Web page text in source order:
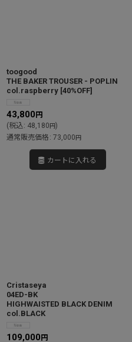
toogood
THE BAKER TROUSER - POPLIN
col.raspberry [40%OFF]
43,800 円
(税込: 48,180円)
通常販売価格 : 73,000円
カートに入れる
Cristaseya
04ED-BK
HIGHWAISTED BLACK DENIM
col.BLACK
109,000 円